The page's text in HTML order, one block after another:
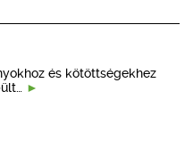
és kötöttségekhez